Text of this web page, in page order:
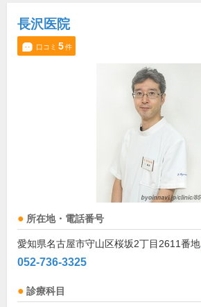
長沢医院
口コミ 5件
所在地・電話番号
愛知県名古屋市守山区桜坂2丁目2611番地
052-736-3325
診療科目